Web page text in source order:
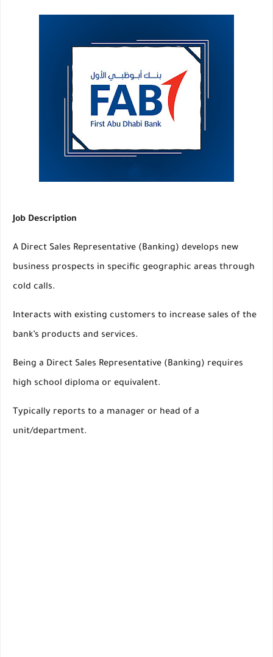
Job Description
A Direct Sales Representative (Banking) develops new
business prospects in specific geographic areas through
cold calls.
Interacts with existing customers to increase sales of the
bank’s products and services.
Being a Direct Sales Representative (Banking) requires
high school diploma or equivalent.
Typically reports to a manager or head of a
unit/department.